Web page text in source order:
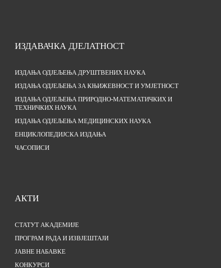
ИЗДАВАЧКА ДЈЕЛАТНОСТ
ИЗДАЊА ОДЈЕЉЕЊА ДРУШТВЕНИХ НАУКА
ИЗДАЊА ОДЈЕЉЕЊА ЗА КЊИЖЕВНОСТ И УМЈЕТНОСТ
ИЗДАЊА ОДЈЕЉЕЊА ПРИРОДНО-МАТЕМАТИЧКИХ И
ТЕХНИЧКИХ НАУКА
ИЗДАЊА ОДЈЕЉЕЊА МЕДИЦИНСКИХ НАУКА
ЕНЦИКЛОПЕДИЈСКА ИЗДАЊА
ЧАСОПИСИ
АКТИ
СТАТУТ АКАДЕМИЈЕ
ПРОГРАМ РАДА И ИЗВЈЕШТАЈИ
ЈАВНЕ НАБАВКЕ
КОНКУРСИ